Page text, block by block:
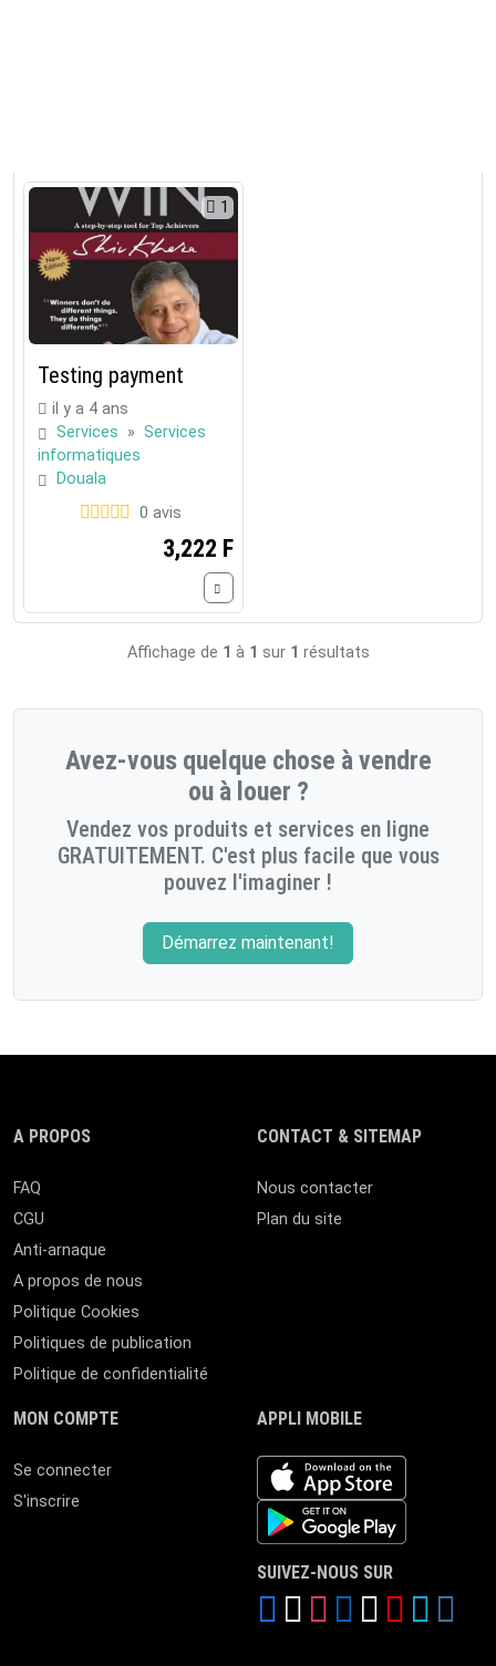
1
Testing payment
il y a 4 ans
Services » Services
informatiques
Douala
0 avis
3,222 F
Affichage de 1 à 1 sur 1 résultats
Avez-vous quelque chose à vendre
ou à louer ?
Vendez vos produits et services en ligne
GRATUITEMENT. C'est plus facile que vous
pouvez l'imaginer !
Démarrez maintenant!
A PROPOS
FAQ
CGU
Anti-arnaque
A propos de nous
Politique Cookies
Politiques de publication
Politique de confidentialité
CONTACT & SITEMAP
Nous contacter
Plan du site
MON COMPTE
Se connecter
S'inscrire
APPLI MOBILE
iOS app
Android App
SUIVEZ-NOUS SUR